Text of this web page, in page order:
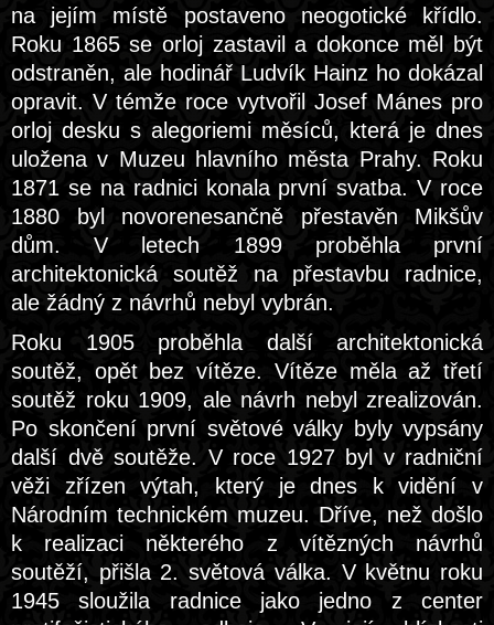
na jejím místě postaveno neogotické křídlo.
Roku 1865 se orloj zastavil a dokonce měl být
odstraněn, ale hodinář Ludvík Hainz ho dokázal
opravit. V témže roce vytvořil Josef Mánes pro
orloj desku s alegoriemi měsíců, která je dnes
uložena v Muzeu hlavního města Prahy. Roku
1871 se na radnici konala první svatba. V roce
1880 byl novorenesančně přestavěn Mikšův
dům. V letech 1899 proběhla první
architektonická soutěž na přestavbu radnice,
ale žádný z návrhů nebyl vybrán.
Roku 1905 proběhla další architektonická
soutěž, opět bez vítěze. Vítěze měla až třetí
soutěž roku 1909, ale návrh nebyl zrealizován.
Po skončení první světové války byly vypsány
další dvě soutěže. V roce 1927 byl v radniční
věži zřízen výtah, který je dnes k vidění v
Národním technickém muzeu. Dříve, než došlo
k realizaci některého z vítězných návrhů
soutěží, přišla 2. světová válka. V květnu roku
1945 sloužila radnice jako jedno z center